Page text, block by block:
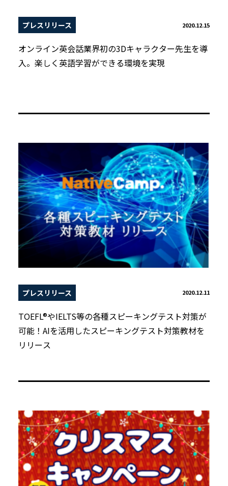
プレスリリース 2020.12.15
オンライン英会話業界初の3Dキャラクター先生を導
入。楽しく英語学習ができる環境を実現
プレスリリース 2020.12.11
TOEFL®やIELTS等の各種スピーキングテスト対策が
可能！AIを活用したスピーキングテスト対策教材を
リリース